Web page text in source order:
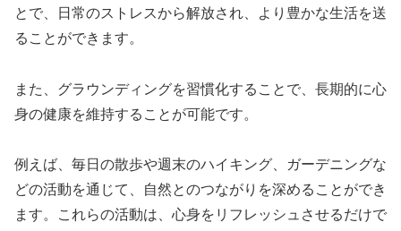
とで、日常のストレスから解放され、より豊かな生活を送
ることができます。
また、グラウンディングを習慣化することで、長期的に心
身の健康を維持することが可能です。
例えば、毎日の散歩や週末のハイキング、ガーデニングな
どの活動を通じて、自然とのつながりを深めることができ
ます。これらの活動は、心身をリフレッシュさせるだけで